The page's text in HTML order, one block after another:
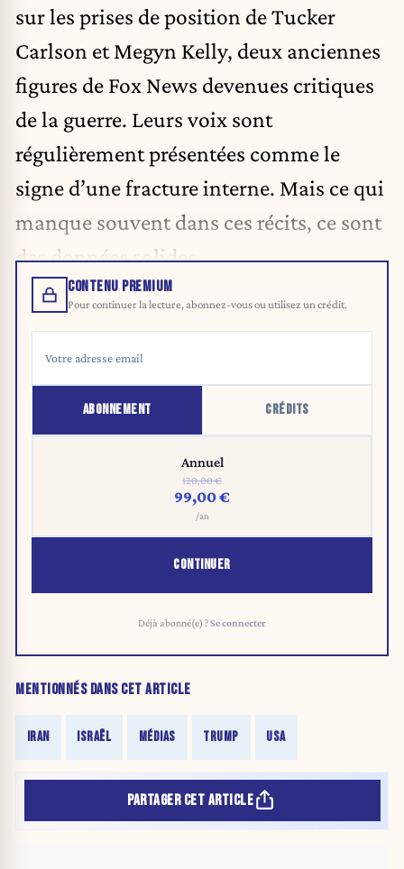
sur les prises de position de Tucker
Carlson et Megyn Kelly, deux anciennes
figures de Fox News devenues critiques
de la guerre. Leurs voix sont
régulièrement présentées comme le
signe d’une fracture interne. Mais ce qui
manque souvent dans ces récits, ce sont
des données solides.
CONTENU PREMIUM
Pour continuer la lecture, abonnez-vous ou utilisez un crédit.
ABONNEMENT CRÉDITS
Annuel
120,00 €
99,00 €
/an
CONTINUER
Déjà abonné(e) ?Se connecter
MENTIONNÉS DANS CET ARTICLE
IRAN ISRAËL MÉDIAS TRUMP USA
PARTAGER CET ARTICLE